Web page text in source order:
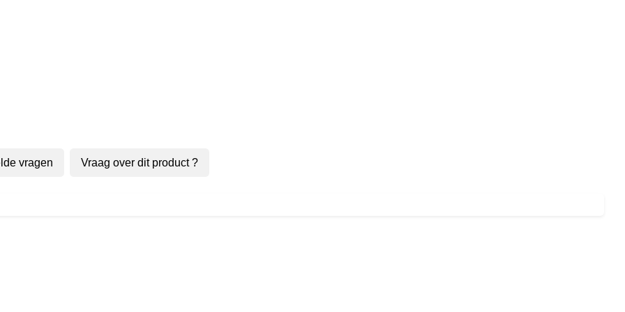
vragen Vraag over dit product ?